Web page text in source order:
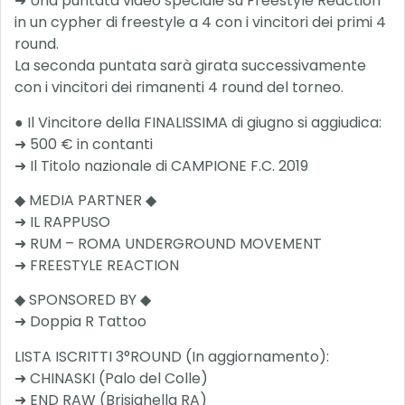
in un cypher di freestyle a 4 con i vincitori dei primi 4
round.
La seconda puntata sarà girata successivamente
con i vincitori dei rimanenti 4 round del torneo.
● Il Vincitore della FINALISSIMA di giugno si aggiudica:
➜ 500 € in contanti
➜ Il Titolo nazionale di CAMPIONE F.C. 2019
◆ MEDIA PARTNER ◆
➜ IL RAPPUSO
➜ RUM – ROMA UNDERGROUND MOVEMENT
➜ FREESTYLE REACTION
◆ SPONSORED BY ◆
➜ Doppia R Tattoo
LISTA ISCRITTI 3°ROUND (In aggiornamento):
➜ CHINASKI (Palo del Colle)
➜ END RAW (Brisighella RA)